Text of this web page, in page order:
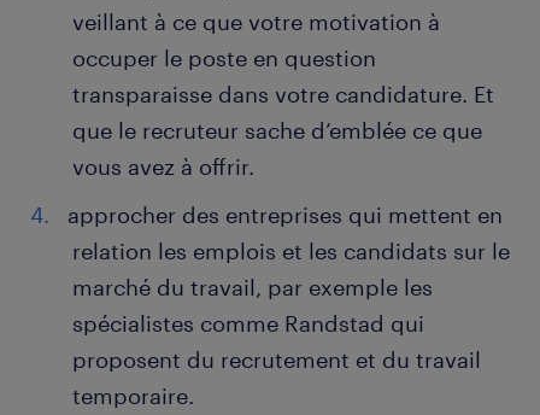
veillant à ce que votre motivation à
occuper le poste en question
transparaisse dans votre candidature. Et
que le recruteur sache d’emblée ce que
vous avez à offrir.
approcher des entreprises qui mettent en
relation les emplois et les candidats sur le
marché du travail, par exemple les
spécialistes comme Randstad qui
proposent du recrutement et du travail
temporaire.